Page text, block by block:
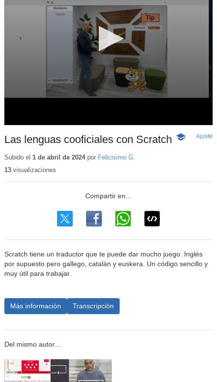
Las lenguas cooficiales con Scratch
-
Ajuste
Subido el 1 de abril de 2024por Felicisimo G.
13visualizaciones
Scratch tiene un traductor que te puede dar mucho juego. Inglés
por supuesto pero gallego, catalán y euskera. Un código sencillo y
muy útil para trabajar.
Más información Transcripción
Del mismo autor…